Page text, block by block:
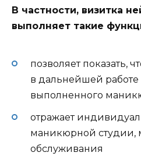
В частности, визитка
выполняет такие
позволяет показать,
в дальнейшей работе
выполненного
отражает
маникюрной студии,
обслуживания